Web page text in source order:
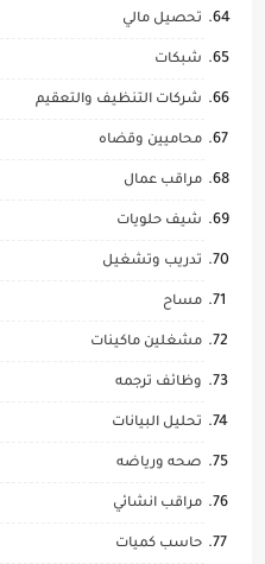
تحصيل مالي
شبكات
شركات التنظيف والتعقيم
محاميين وقضاه
مراقب عمال
شيف حلويات
تدريب وتشغيل
مساح
مشغلين ماكينات
وظائف ترجمه
تحليل البيانات
صحه ورياضه
مراقب انشائي
حاسب كميات